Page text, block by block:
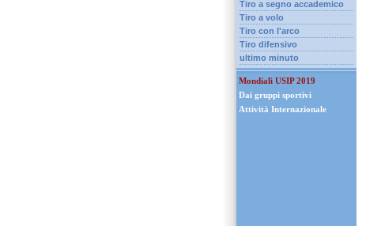
Tiro a segno accademico
Tiro a volo
Tiro con l'arco
Tiro difensivo
ultimo minuto
Mondiali USIP 2019
Dai gruppi sportivi
Attività Internazionale